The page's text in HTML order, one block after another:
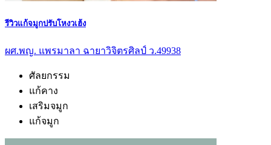
รีวิวแก้จมูกปรับโหงวเฮ้ง
ผศ.พญ. แพรมาลา ฉายาวิจิตรศิลป์ ว.49938
ศัลยกรรม
แก้คาง
เสริมจมูก
แก้จมูก